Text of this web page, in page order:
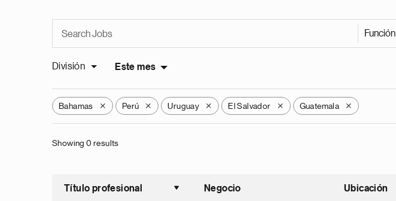
Función
División Este mes
Bahamas X Perú X Uruguay X El Salvador X Guatemala X
Showing 0 results
Título profesional
Ordenar ascendente
Negocio Ubicación